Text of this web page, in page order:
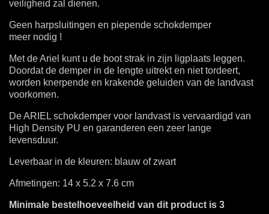
veiligheid zal dienen.
Geen harpsluitingen en piepende schokdemper
meer nodig !
Met de Ariel kunt u de boot strak in zijn ligplaats leggen.
Doordat de demper in de lengte uitrekt en niet tordeert,
worden knerpende en krakende geluiden van de landvast
voorkomen.
De ARIEL schokdemper voor landvast is vervaardigd van
High Density PU en garanderen een zeer lange
levensduur.
Leverbaar in de kleuren: blauw of zwart
Afmetingen: 14 x 5.2 x 7.6 cm
Minimale bestelhoeveelheid van dit product is 3